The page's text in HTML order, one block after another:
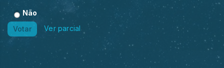
Não
Votar
Ver parcial